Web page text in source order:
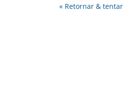
« Retornar &